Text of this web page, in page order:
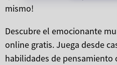
mismo!
Descubre el emocionante
online gratis. Juega desde
habilidades de pensamiento